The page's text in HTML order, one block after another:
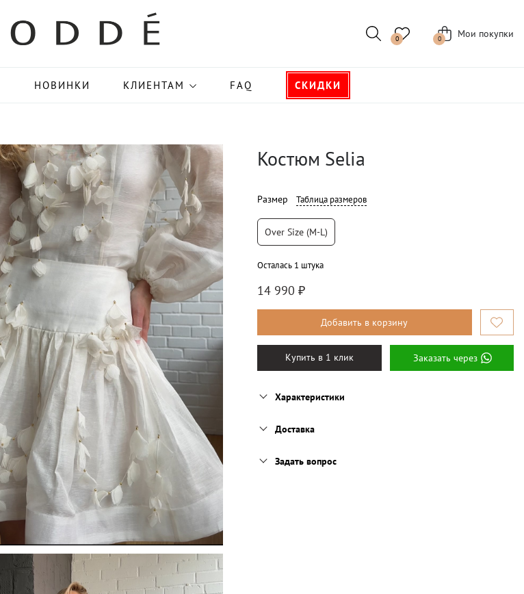
0 0 Мои покупки
НОВИНКИ КЛИЕНТАМ FAQ СКИДКИ
Костюм Selia
Размер Таблица размеров
Over Size (M-L)
Осталась 1 штука
14 990 ₽
Добавить в корзину
Купить в 1 клик Заказать через
Характеристики
Доставка
Задать вопрос